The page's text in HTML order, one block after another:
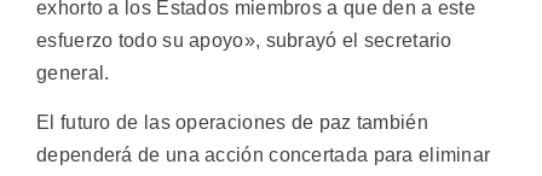
exhorto a los Estados miembros a que den a este
esfuerzo todo su apoyo», subrayó el secretario
general.
El futuro de las operaciones de paz también
dependerá de una acción concertada para eliminar